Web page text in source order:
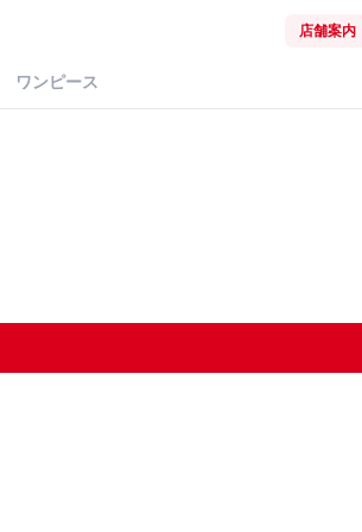
店舗案内
ワンピース